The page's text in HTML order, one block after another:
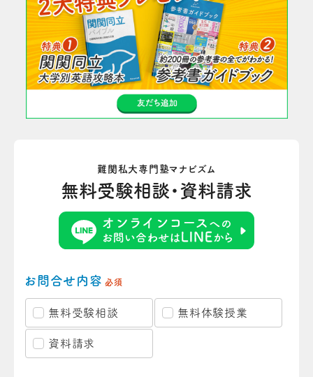
難関私大専門塾マナビズム
無料受験相談・資料請求
お問合せ内容 必須
無料受験相談 無料体験授業
資料請求